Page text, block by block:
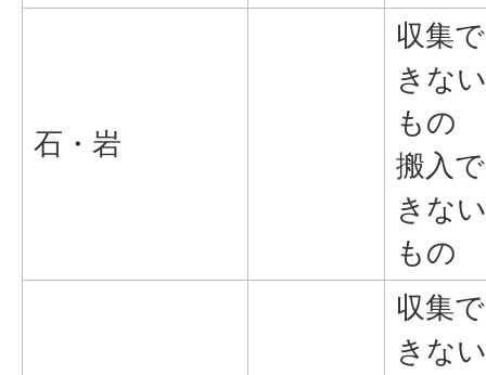
石・岩
収集で
きない
もの
搬入で
きない
もの
収集で
きない